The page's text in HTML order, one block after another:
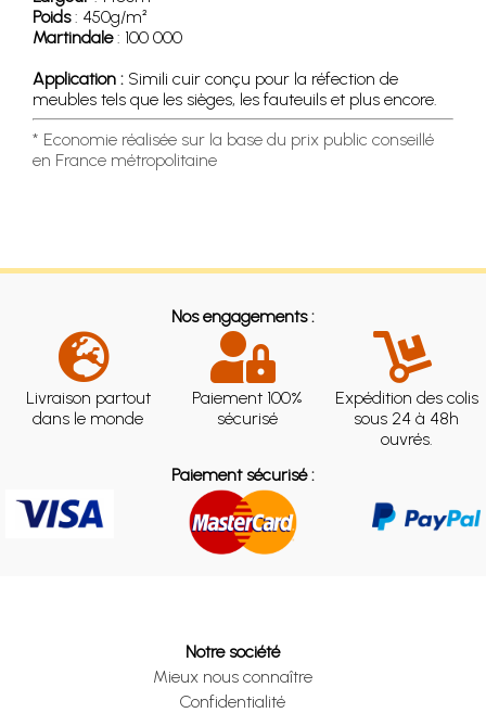
Poids: 450g/m²
Martindale: 100 000
Application : Simili cuir conçu pour la réfection de
meubles tels que les sièges, les fauteuils et plus encore.
* Economie réalisée sur la base du prix public conseillé
en France métropolitaine
Nos engagements :
Livraison partout
dans le monde
Paiement 100%
sécurisé
Expédition des colis
sous 24 à 48h
ouvrés.
Paiement sécurisé :
Notre société
Mieux nous connaître
Confidentialité